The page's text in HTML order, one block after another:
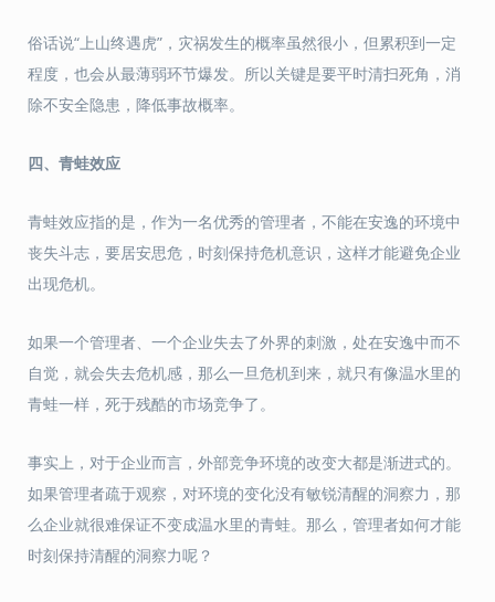
俗话说“上山终遇虎”，灾祸发生的概率虽然很小，但累积到一定
程度，也会从最薄弱环节爆发。所以关键是要平时清扫死角，消
除不安全隐患，降低事故概率。
四、 青蛙效应
青蛙效应指的是，作为一名优秀的管理者，不能在安逸的环境中
丧失斗志，要居安思危，时刻保持危机意识，这样才能避免企业
出现危机。
如果一个管理者、一个企业失去了外界的刺激，处在安逸中而不
自觉，就会失去危机感，那么一旦危机到来，就只有像温水里的
青蛙一样，死于残酷的市场竞争了。
事实上，对于企业而言，外部竞争环境的改变大都是渐进式的。
如果管理者疏于观察，对环境的变化没有敏锐清醒的洞察力，那
么企业就很难保证不变成温水里的青蛙。那么，管理者如何才能
时刻保持清醒的洞察力呢？